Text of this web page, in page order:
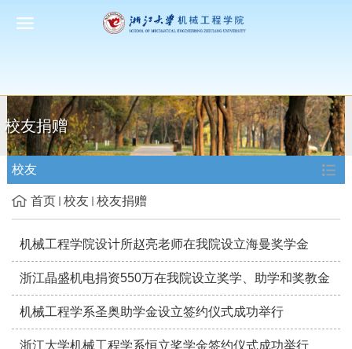
校友捐赠
校友
首页 校友 校友捐赠
机械工程学院设计所赵亮老师在我院设立海曼奖学金
浙江晶盛机电捐资550万在我院设立奖学、助学和奖教金
机械工程学系圣奥助学金设立签约仪式成功举行
浙江大学机械工程学系恒立奖学金签约仪式成功举行